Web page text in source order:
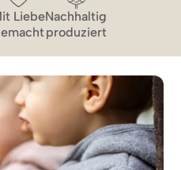
LiebeNachhaltig
produziert